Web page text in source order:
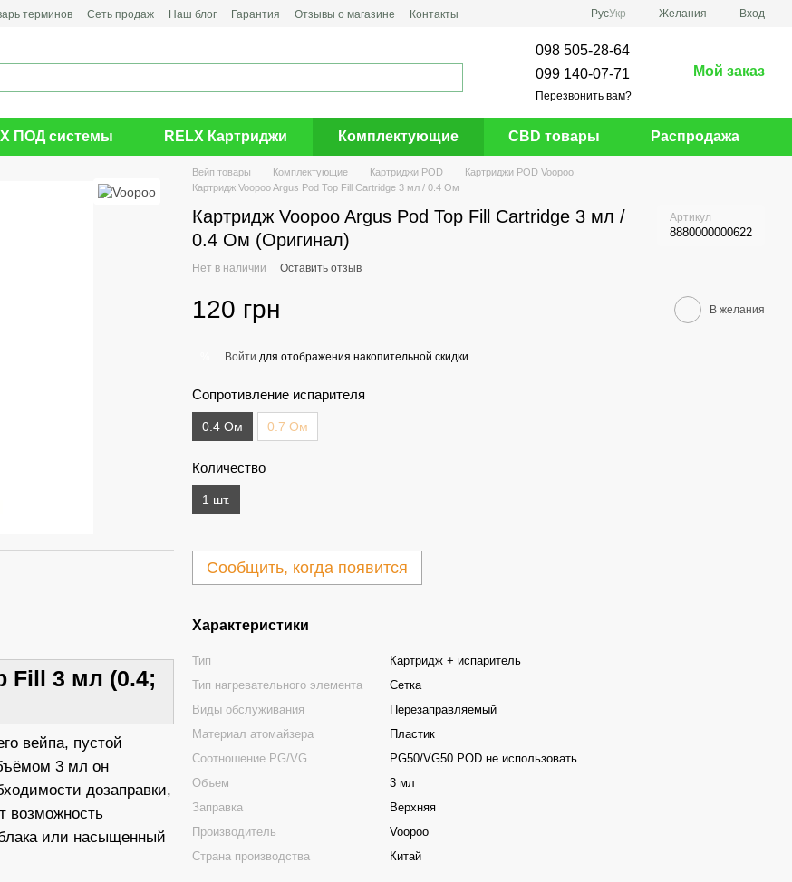
терминов Сеть продаж Наш блог Гарантия Отзывы о магазине Контакты РусУкр Желания Вход
098 505-28-64
099 140-07-71
Перезвонить вам?
Мой заказ
ПОД системы RELX Картриджи Комплектующие CBD товары Распродажа
Fill 3 мл (0.4;
вейпа, пустой
3 мл он
дозаправки,
возможность
или насыщенный
Вейп товары Комплектующие Картриджи POD
Картриджи POD Voopoo
Картридж Voopoo Argus Pod Top Fill Cartridge 3 мл / 0.4 Ом
Картридж Voopoo Argus Pod Top Fill Cartridge 3 мл /
0.4 Ом (Оригинал)
Артикул
8880000000622
Нет в наличии Оставить отзыв
120 грн В желания
Войти для отображения накопительной скидки
Сопротивление испарителя
0.4 Ом 0.7 Ом
Количество
1 шт.
Сообщить, когда появится
Характеристики
Тип
Картридж + испаритель
Тип нагревательного элемента
Сетка
Виды обслуживания
Перезаправляемый
Материал атомайзера
Пластик
Соотношение PG/VG
PG50/VG50 POD не использовать
Объем
3 мл
Заправка
Верхняя
Производитель
Voopoo
Страна производства
Китай